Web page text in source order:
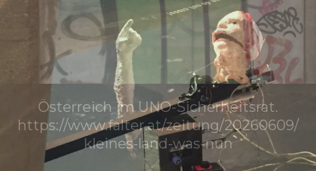
Österreich im UNO-Sicherheitsrat.
https://www.falter.at/zeitung/20260609/
kleines-land-was-nun
Veröffentlicht am Raimund Löw